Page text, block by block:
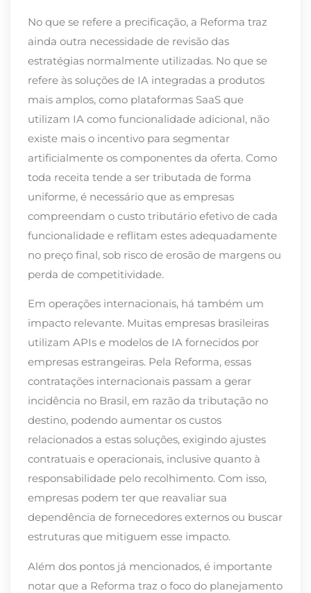
No que se refere a precificação, a Reforma traz
ainda outra necessidade de revisão das
estratégias normalmente utilizadas. No que se
refere às soluções de IA integradas a produtos
mais amplos, como plataformas SaaS que
utilizam IA como funcionalidade adicional, não
existe mais o incentivo para segmentar
artificialmente os componentes da oferta. Como
toda receita tende a ser tributada de forma
uniforme, é necessário que as empresas
compreendam o custo tributário efetivo de cada
funcionalidade e reflitam estes adequadamente
no preço final, sob risco de erosão de margens ou
perda de competitividade.
Em operações internacionais, há também um
impacto relevante. Muitas empresas brasileiras
utilizam APIs e modelos de IA fornecidos por
empresas estrangeiras. Pela Reforma, essas
contratações internacionais passam a gerar
incidência no Brasil, em razão da tributação no
destino, podendo aumentar os custos
relacionados a estas soluções, exigindo ajustes
contratuais e operacionais, inclusive quanto à
responsabilidade pelo recolhimento. Com isso,
empresas podem ter que reavaliar sua
dependência de fornecedores externos ou buscar
estruturas que mitiguem esse impacto.
Além dos pontos já mencionados, é importante
notar que a Reforma traz o foco do planejamento